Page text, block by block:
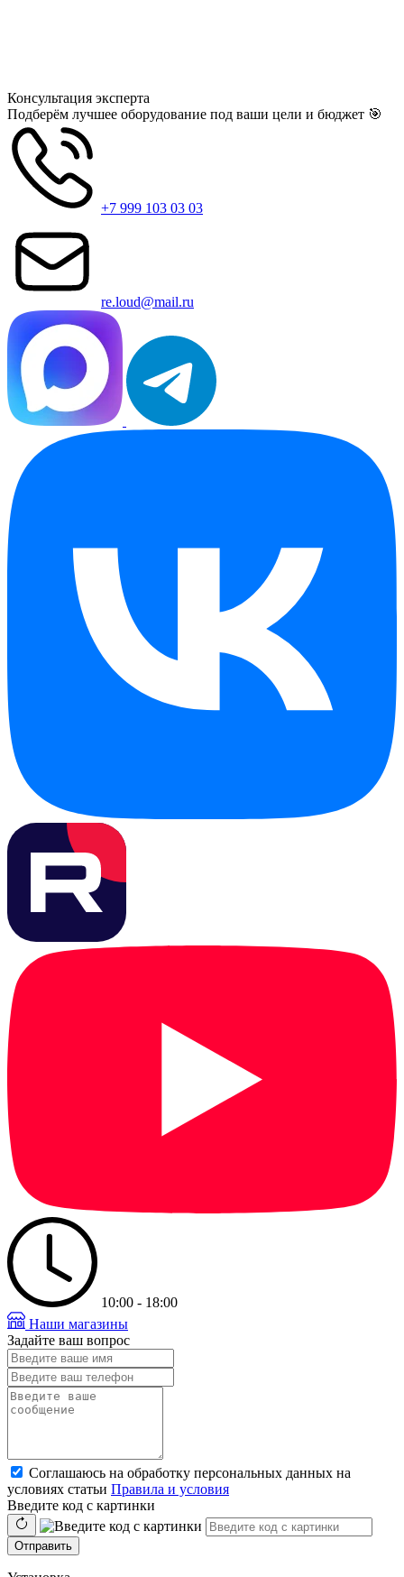
Консультация эксперта
Подберём лучшее оборудование под ваши цели и бюджет 🎯
+7 999 103 03 03
re.loud@mail.ru
10:00 - 18:00
Наши магазины
Задайте ваш вопрос
Соглашаюсь на обработку персональных данных на
условиях статьи Правила и условия
Введите код с картинки
Отправить